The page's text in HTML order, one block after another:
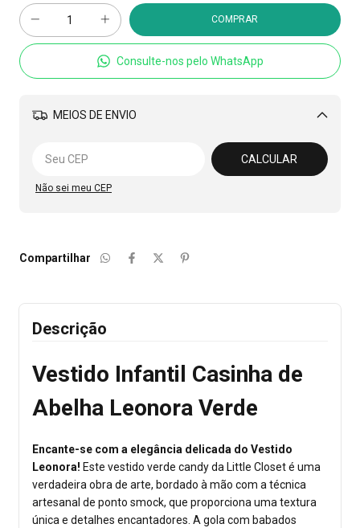
Consulte-nos pelo WhatsApp
MEIOS DE ENVIO
Alterar CEP
CALCULAR
Não sei meu CEP
Compartilhar
Descrição
Vestido Infantil Casinha de
Abelha Leonora Verde
Encante-se com a elegância delicada do Vestido
Leonora! Este vestido verde candy da Little Closet é uma
verdadeira obra de arte, bordado à mão com a técnica
artesanal de ponto smock, que proporciona uma textura
única e detalhes encantadores. A gola com babados